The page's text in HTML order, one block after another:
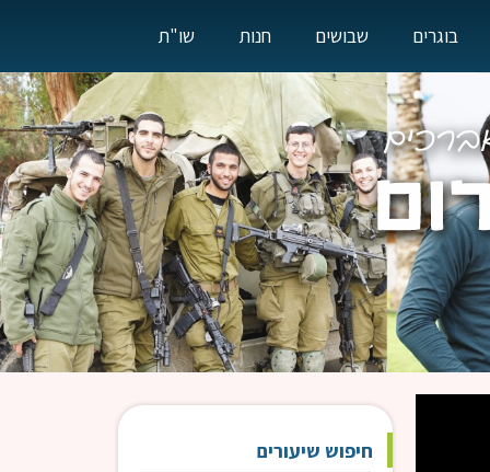
בוגרים שבושים חנות שו"ת
חיפוש שיעורים